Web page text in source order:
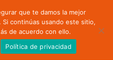
que te damos la mejor
continúas usando este sitio,
de acuerdo con ello.
Política de privacidad